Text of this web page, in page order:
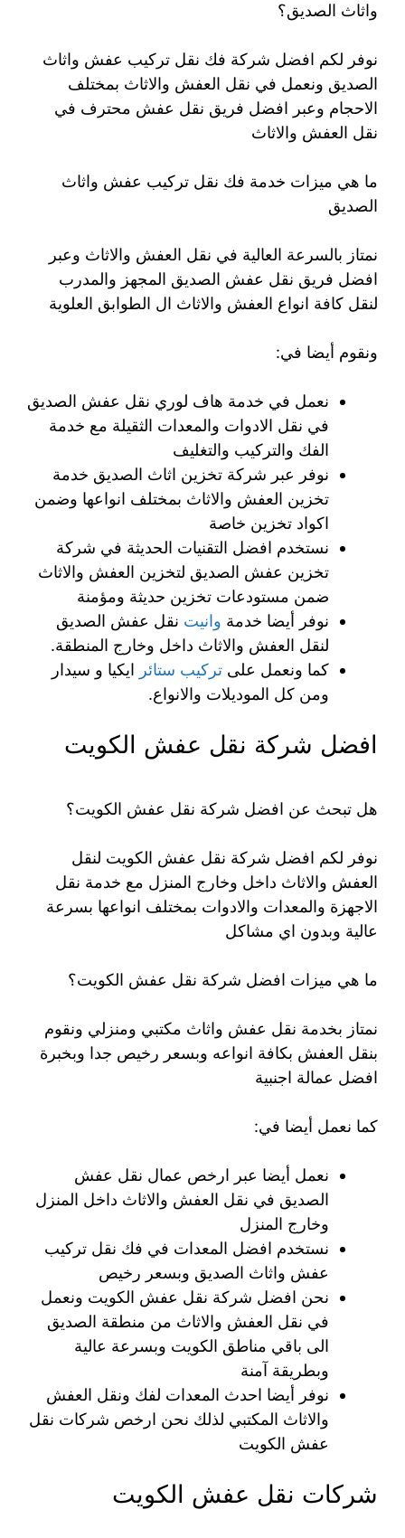
واثاث الصديق؟
نوفر لكم افضل شركة فك نقل تركيب عفش واثاث
الصديق ونعمل في نقل العفش والاثاث بمختلف
الاحجام وعبر افضل فريق نقل عفش محترف في
نقل العفش والاثاث
ما هي ميزات خدمة فك نقل تركيب عفش واثاث
الصديق
نمتاز بالسرعة العالية في نقل العفش والاثاث وعبر
افضل فريق نقل عفش الصديق المجهز والمدرب
لنقل كافة انواع العفش والاثاث ال الطوابق العلوية
ونقوم أيضا في:
نعمل في خدمة هاف لوري نقل عفش الصديق
في نقل الادوات والمعدات الثقيلة مع خدمة
الفك والتركيب والتغليف
نوفر عبر شركة تخزين اثاث الصديق خدمة
تخزين العفش والاثاث بمختلف انواعها وضمن
اكواد تخزين خاصة
نستخدم افضل التقنيات الحديثة في شركة
تخزين عفش الصديق لتخزين العفش والاثاث
ضمن مستودعات تخزين حديثة ومؤمنة
نوفر أيضا خدمة وانيت نقل عفش الصديق
لنقل العفش والاثاث داخل وخارج المنطقة.
كما ونعمل على تركيب ستائر ايكيا و سيدار
ومن كل الموديلات والانواع.
افضل شركة نقل عفش الكويت
هل تبحث عن افضل شركة نقل عفش الكويت؟
نوفر لكم افضل شركة نقل عفش الكويت لنقل
العفش والاثاث داخل وخارج المنزل مع خدمة نقل
الاجهزة والمعدات والادوات بمختلف انواعها بسرعة
عالية وبدون اي مشاكل
ما هي ميزات افضل شركة نقل عفش الكويت؟
نمتاز بخدمة نقل عفش واثاث مكتبي ومنزلي ونقوم
بنقل العفش بكافة انواعه وبسعر رخيص جدا وبخبرة
افضل عمالة اجنبية
كما نعمل أيضا في:
نعمل أيضا عبر ارخص عمال نقل عفش
الصديق في نقل العفش والاثاث داخل المنزل
وخارج المنزل
نستخدم افضل المعدات في فك نقل تركيب
عفش واثاث الصديق وبسعر رخيص
نحن افضل شركة نقل عفش الكويت ونعمل
في نقل العفش والاثاث من منطقة الصديق
الى باقي مناطق الكويت وبسرعة عالية
وبطريقة آمنة
نوفر أيضا احدث المعدات لفك ونقل العفش
والاثاث المكتبي لذلك نحن ارخص شركات نقل
عفش الكويت
شركات نقل عفش الكويت